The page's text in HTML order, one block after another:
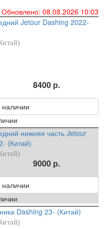
Обновлено: 08.08.2026 10:03
Jetour Dashing 2022-
8400 р.
нижняя часть Jetour
(Китай)
9000 р.
Dashing 23- (Китай)